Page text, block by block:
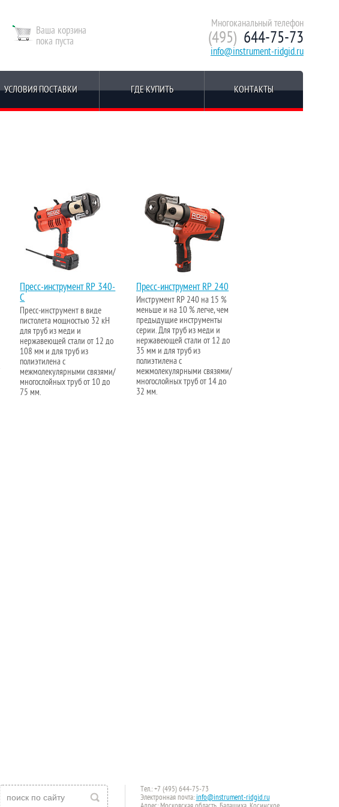
Ваша корзина
пока пуста
Многоканальный телефон
(495) 644-75-73
info@instrument-ridgid.ru
УСЛОВИЯ ПОСТАВКИ ГДЕ КУПИТЬ КОНТАКТЫ
Пресс-инструмент RP 340-
C
Пресс-инструмент в виде
пистолета мощностью 32 кН
для труб из меди и
нержавеющей стали от 12 до
108 мм и для труб из
полиэтилена с
межмолекулярными связями/
многослойных труб от 10 до
75 мм.
Пресс-инструмент RP 240
Инструмент RP 240 на 15 %
меньше и на 10 % легче, чем
предыдущие инструменты
серии. Для труб из меди и
нержавеющей стали от 12 до
35 мм и для труб из
полиэтилена с
межмолекулярными связями/
многослойных труб от 14 до
32 мм.
Тел.: +7 (495) 644-75-73
Электронная почта:info@instrument-ridgid.ru